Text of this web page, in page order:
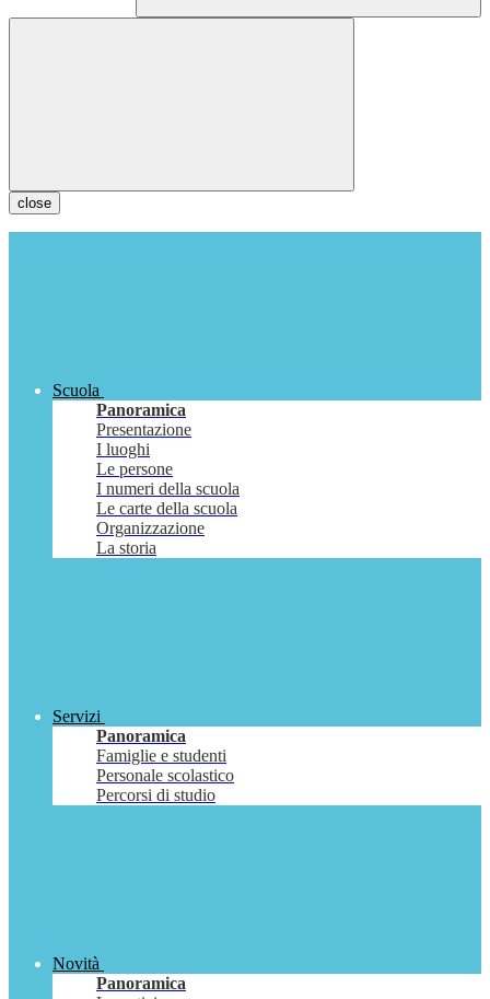
close
Scuola
Panoramica
Presentazione
I luoghi
Le persone
I numeri della scuola
Le carte della scuola
Organizzazione
La storia
Servizi
Panoramica
Famiglie e studenti
Personale scolastico
Percorsi di studio
Novità
Panoramica